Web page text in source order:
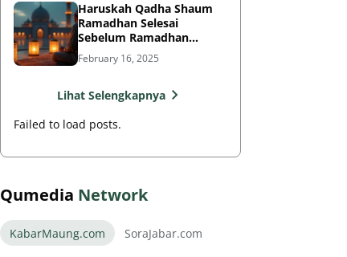
Haruskah Qadha Shaum
Ramadhan Selesai
Sebelum Ramadhan
Berikutnya?
February 16, 2025
Lihat Selengkapnya
Failed to load posts.
Qumedia Network
KabarMaung.com SoraJabar.com